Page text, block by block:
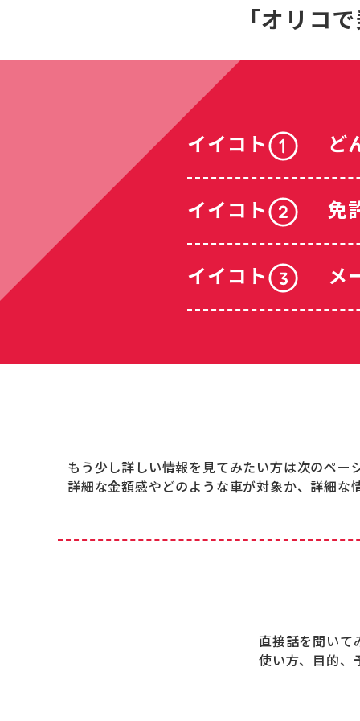
「オリコ
イイコト ど
イイコト 免
イイコト メ
もう少し詳しい情報を見てみたい方は次のペー
詳細な金額感やどのような車が対象か、詳細な
直接話を聞いて
使い方、目的、